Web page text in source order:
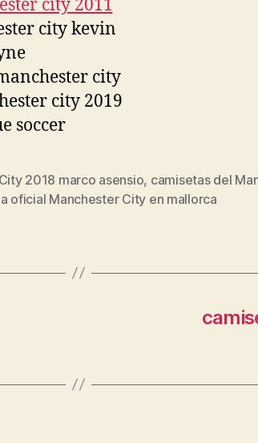
2018 marco asensio, camisetas del
oficial Manchester City en mallorca